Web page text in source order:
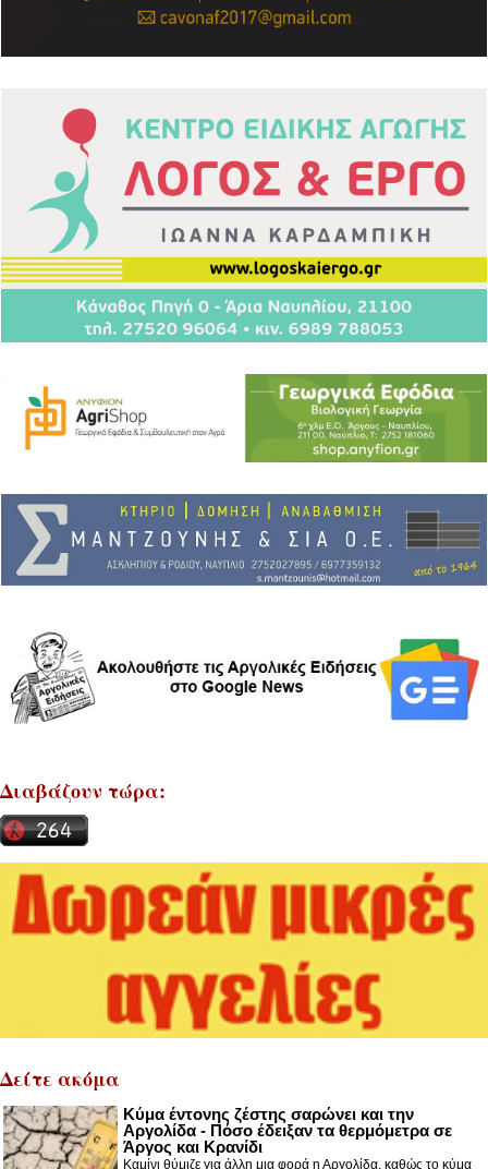
Διαβάζουν τώρα:
Δείτε ακόμα
Κύμα έντονης ζέστης σαρώνει και την
Αργολίδα - Πόσο έδειξαν τα θερμόμετρα σε
Άργος και Κρανίδι
Καμίνι θύμιζε για άλλη μια φορά η Αργολίδα, καθώς το κύμα